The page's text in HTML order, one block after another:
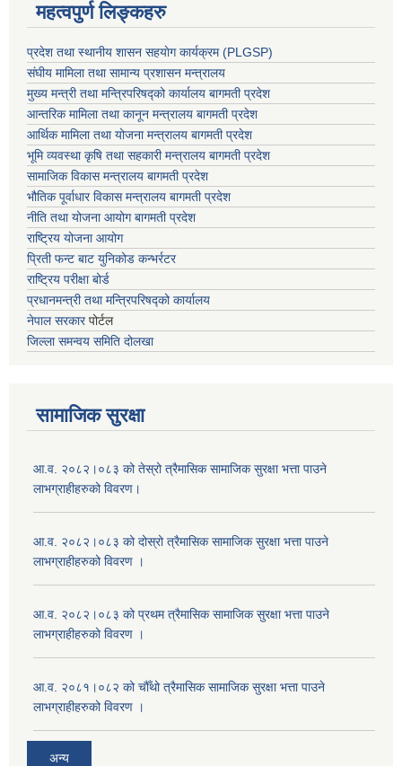
महत्वपुर्ण लिङ्कहरु
प्रदेश तथा स्थानीय शासन सहयाेग कार्यक्रम (PLGSP)
संघीय मामिला तथा सामान्य प्रशासन मन्त्रालय
मुख्य मन्त्री तथा मन्त्रिपरिषद्को कार्यालय बागमती प्रदेश
आन्तरिक मामिला तथा कानून मन्त्रालय बागमती प्रदेश
आर्थिक मामिला तथा योजना मन्त्रालय बागमती प्रदेश
भूमि व्यवस्था कृषि तथा सहकारी मन्त्रालय बागमती प्रदेश
सामाजिक विकास मन्त्रालय बागमती प्रदेश
भौतिक पूर्वाधार विकास मन्त्रालय बागमती प्रदेश
नीति तथा योजना आयोग बागमती प्रदेश
राष्ट्रिय योजना आयोग
प्रिती फन्ट बाट युनिकोड कन्भर्रटर
राष्ट्रिय परीक्षा बोर्ड
प्रधानमन्त्री तथा मन्त्रिपरिषद्को कार्यालय
नेपाल सरकारपोर्टल
जिल्ला समन्वय समिति दोलखा
सामाजिक सुरक्षा
आ.व. २०८२।०८३ को तेस्रो त्रैमासिक सामाजिक सुरक्षा भत्ता पाउने
लाभग्राहीहरुको विवरण।
आ.व. २०८२।०८३ को दोस्रो त्रैमासिक सामाजिक सुरक्षा भत्ता पाउने
लाभग्राहीहरुको विवरण ।
आ.व. २०८२।०८३ को प्रथम त्रैमासिक सामाजिक सुरक्षा भत्ता पाउने
लाभग्राहीहरुको विवरण ।
आ.व. २०८१।०८२ को चौँथो त्रैमासिक सामाजिक सुरक्षा भत्ता पाउने
लाभग्राहीहरुको विवरण ।
अन्य